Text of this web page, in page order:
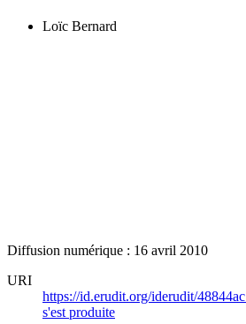
Loïc Bernard
Diffusion numérique : 16 avril 2010
URI
https://id.erudit.org/iderudit/48844ac
s'est produite